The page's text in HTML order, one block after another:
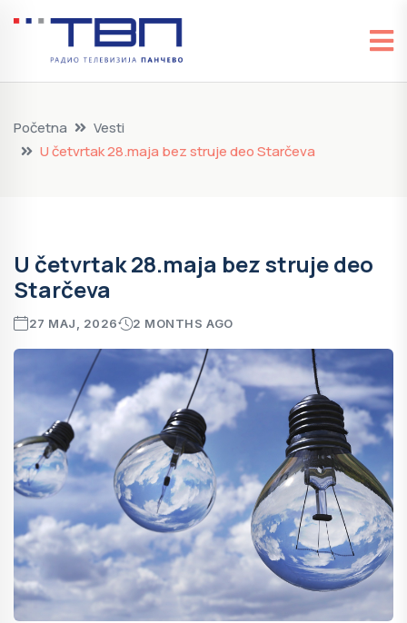
Početna
Vesti
U četvrtak 28.maja bez struje deo Starčeva
U četvrtak 28.maja bez struje deo
Starčeva
27 MAJ, 2026 2 MONTHS AGO